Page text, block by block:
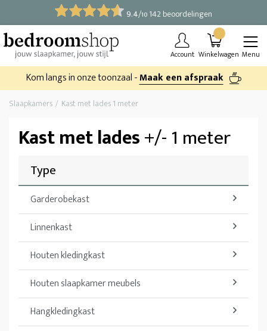
9.4/10 142 beoordelingen
Account Winkelwagen Menu
Kom langs in onze toonzaal -Maak een afspraak
Slaapkamers Kast met lades 1 meter
Kast met lades+/- 1 meter
Type
Garderobekast
Linnenkast
Houten kledingkast
Houten slaapkamer meubels
Hangkledingkast